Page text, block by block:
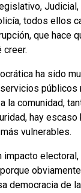
todos ellos
que hace
creer.
ha sido
públicos
la comunidad,
hay
vulnerables.
impacto
democracia de